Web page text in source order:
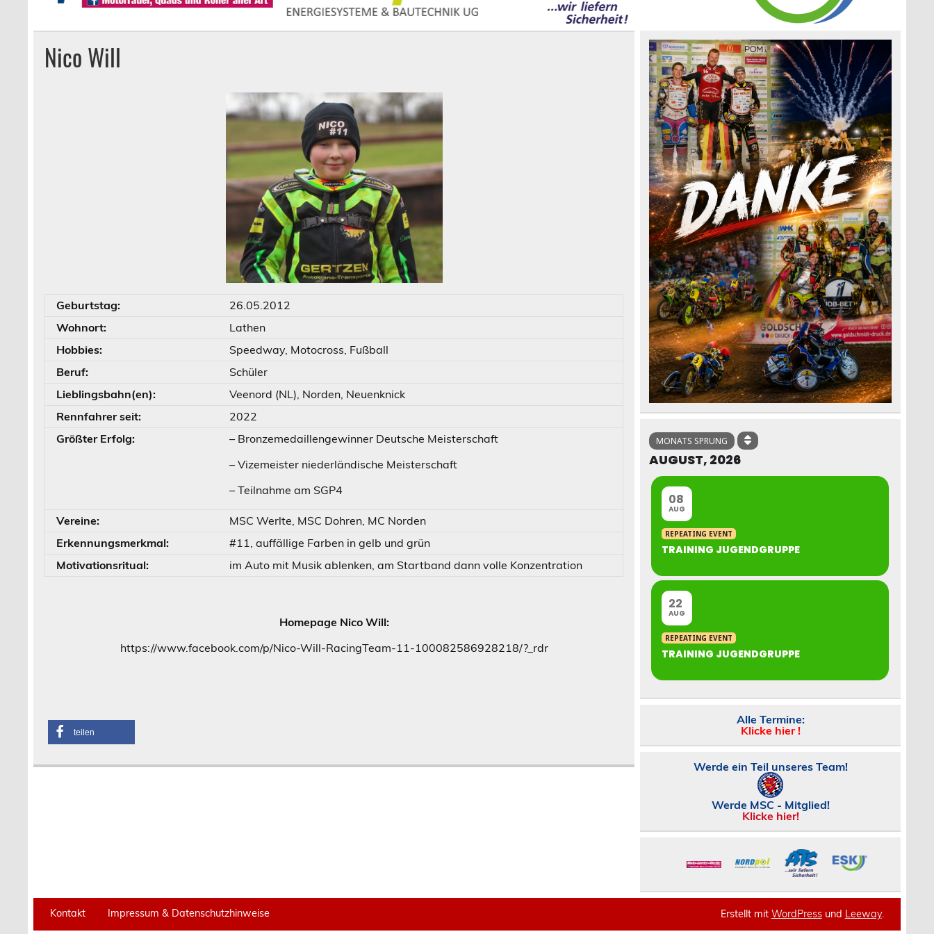
Nico Will
Geburtstag:
26.05.2012
Wohnort:
Lathen
Hobbies:
Speedway, Motocross, Fußball
Beruf:
Schüler
Lieblingsbahn(en):
Veenord (NL), Norden, Neuenknick
Rennfahrer seit:
2022
Größter Erfolg:
– Bronzemedaillengewinner Deutsche Meisterschaft
– Vizemeister niederländische Meisterschaft
– Teilnahme am SGP4
Vereine:
MSC Werlte, MSC Dohren, MC Norden
Erkennungsmerkmal:
#11, auffällige Farben in gelb und grün
Motivationsritual:
im Auto mit Musik ablenken, am Startband dann volle Konzentration
Homepage Nico Will:
https://www.facebook.com/p/Nico-Will-RacingTeam-11-100082586928218/?_rdr
teilen
MONATS SPRUNG
AUGUST, 2026
08
AUG
REPEATING EVENT
TRAINING JUGENDGRUPPE
22
AUG
REPEATING EVENT
TRAINING JUGENDGRUPPE
Alle Termine:
Klicke hier !
Werde ein Teil unseres Team!
Werde MSC - Mitglied!
Klicke hier!
Kontakt Impressum & Datenschutzhinweise Erstellt mit WordPressund Leeway.